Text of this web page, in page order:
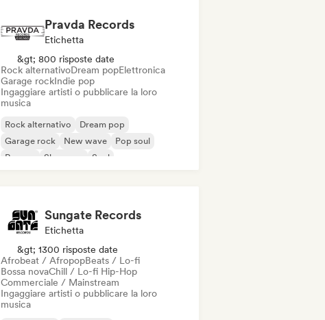
Pravda Records
Etichetta
&gt; 800 risposte date
Rock alternativoDream popElettronica
Garage rockIndie pop
Ingaggiare artisti o pubblicare la loro
musica
Rock alternativo
Dream pop
Garage rock
New wave
Pop soul
Reggae
Shoegaze Soul
Sungate Records
Etichetta
&gt; 1300 risposte date
Afrobeat / AfropopBeats / Lo-fi
Bossa novaChill / Lo-fi Hip-Hop
Commerciale / Mainstream
Ingaggiare artisti o pubblicare la loro
musica